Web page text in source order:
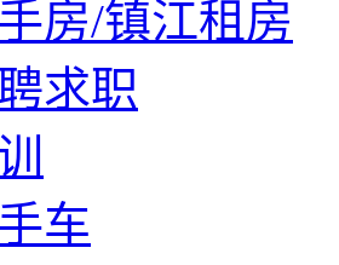
房/镇江租房
求职
车